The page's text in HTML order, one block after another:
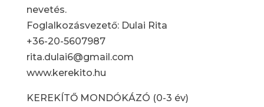
nevetés.
Foglalkozásvezető: Dulai Rita
+36-20-5607987
rita.dulai6@gmail.com
www.kerekito.hu
KEREKÍTŐ MONDÓKÁZÓ (0-3 év)